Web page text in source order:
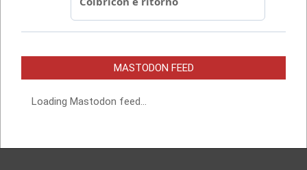
MASTODON FEED
Loading Mastodon feed...